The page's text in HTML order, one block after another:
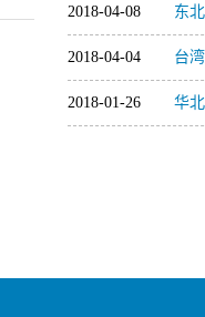
2018-04-08 东
2018-04-04 台
2018-01-26 华